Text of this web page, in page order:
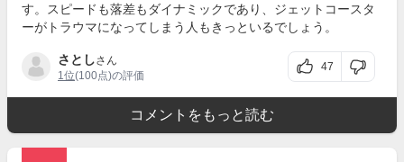
す。スピードも落差もダイナミックであり、ジェットコースタ
ーがトラウマになってしまう人もきっといるでしょう。
さとしさん
1位(100点)の評価
47
コメントをもっと読む